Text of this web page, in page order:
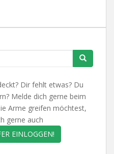
Dir fehlt etwas? Du
Melde dich gerne beim
Arme greifen möchtest,
gerne auch
EINLOGGEN!